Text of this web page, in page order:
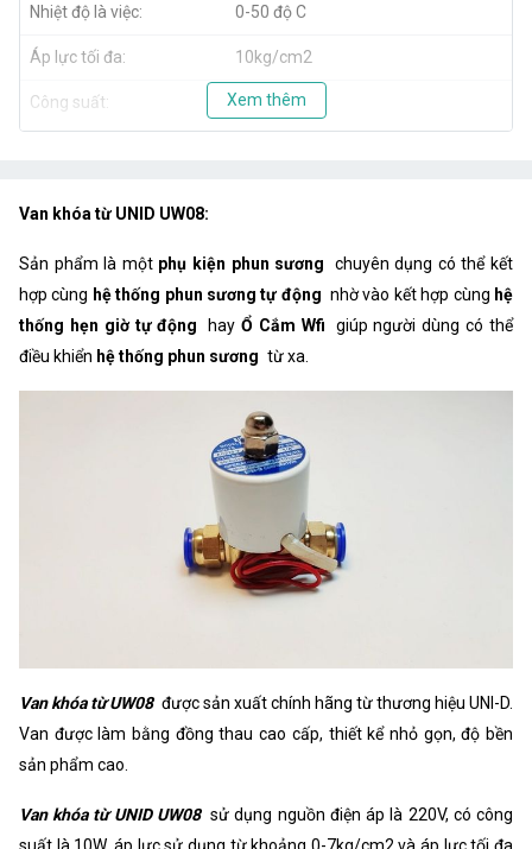
Nhiệt độ là việc: 0-50 độ C
Áp lực tối đa: 10kg/cm2
Công suất: 10W
Xem thêm
Van khóa từ UNID UW08:
Sản phẩm là một phụ kiện phun sương
chuyên dụng có thể kết
hợp cùng hệ thống phun sương tự động nhờ vào kết hợp cùng hệ
thống hẹn giờ tự động
hayỔ Cắm Wfi
giúp người dùng có thể
điều khiển hệ thống phun sương từ xa.
Van khóa từ UW08 được sản xuất chính hãng từ thương hiệu UNI-D.
Van được làm bằng đồng thau cao cấp, thiết kể nhỏ gọn, độ bền
sản phẩm cao.
Van khóa từ UNID UW08 sử dụng nguồn điện áp là 220V, có công